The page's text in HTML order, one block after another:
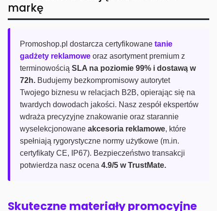
markę
Promoshop.pl dostarcza certyfikowane tanie
gadżety reklamowe oraz asortyment premium z
terminowością SLA na poziomie 99% i dostawą w
72h. Budujemy bezkompromisowy autorytet
Twojego biznesu w relacjach B2B, opierając się na
twardych dowodach jakości. Nasz zespół ekspertów
wdraża precyzyjne znakowanie oraz starannie
wyselekcjonowane akcesoria reklamowe, które
spełniają rygorystyczne normy użytkowe (m.in.
certyfikaty CE, IP67). Bezpieczeństwo transakcji
potwierdza nasz ocena 4.9/5 w TrustMate.
Skuteczne materiały promocyjne